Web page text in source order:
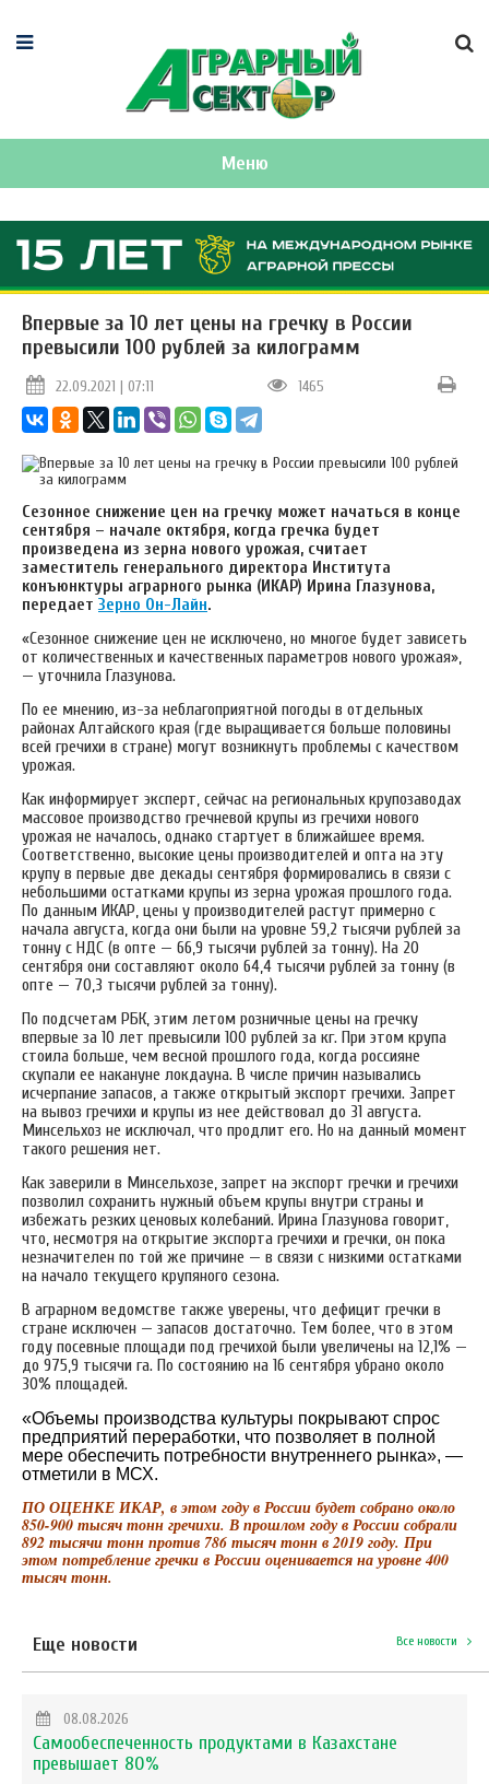
Меню
Впервые за 10 лет цены на гречку в России
превысили 100 рублей за килограмм
22.09.2021 | 07:11 1465
Сезонное снижение цен на гречку может начаться в конце
сентября – начале октября, когда гречка будет
произведена из зерна нового урожая, считает
заместитель генерального директора Института
конъюнктуры аграрного рынка (ИКАР) Ирина Глазунова,
передаетЗерно Он-Лайн.
«Сезонное снижение цен не исключено, но многое будет зависеть
от количественных и качественных параметров нового урожая»,
— уточнила Глазунова.
По ее мнению, из-за неблагоприятной погоды в отдельных
районах Алтайского края (где выращивается больше половины
всей гречихи в стране) могут возникнуть проблемы с качеством
урожая.
Как информирует эксперт, сейчас на региональных крупозаводах
массовое производство гречневой крупы из гречихи нового
урожая не началось, однако стартует в ближайшее время.
Соответственно, высокие цены производителей и опта на эту
крупу в первые две декады сентября формировались в связи с
небольшими остатками крупы из зерна урожая прошлого года.
По данным ИКАР, цены у производителей растут примерно с
начала августа, когда они были на уровне 59,2 тысячи рублей за
тонну с НДС (в опте — 66,9 тысячи рублей за тонну). На 20
сентября они составляют около 64,4 тысячи рублей за тонну (в
опте — 70,3 тысячи рублей за тонну).
По подсчетам РБК, этим летом розничные цены на гречку
впервые за 10 лет превысили 100 рублей за кг. При этом крупа
стоила больше, чем весной прошлого года, когда россияне
скупали ее накануне локдауна. В числе причин назывались
исчерпание запасов, а также открытый экспорт гречихи. Запрет
на вывоз гречихи и крупы из нее действовал до 31 августа.
Минсельхоз не исключал, что продлит его. Но на данный момент
такого решения нет.
Как заверили в Минсельхозе, запрет на экспорт гречки и гречихи
позволил сохранить нужный объем крупы внутри страны и
избежать резких ценовых колебаний. Ирина Глазунова говорит,
что, несмотря на открытие экспорта гречихи и гречки, он пока
незначителен по той же причине — в связи с низкими остатками
на начало текущего крупяного сезона.
В аграрном ведомстве также уверены, что дефицит гречки в
стране исключен — запасов достаточно. Тем более, что в этом
году посевные площади под гречихой были увеличены на 12,1% —
до 975,9 тысячи га. По состоянию на 16 сентября убрано около
30% площадей.
«Объемы производства культуры покрывают спрос
предприятий переработки, что позволяет в полной
мере обеспечить потребности внутреннего рынка», —
отметили в МСХ.
ПО ОЦЕНКЕ ИКАР, в этом году в России будет собрано около
850-900 тысяч тонн гречихи. В прошлом году в России собрали
892 тысячи тонн против 786 тысяч тонн в 2019 году. При
этом потребление гречки в России оценивается на уровне 400
тысяч тонн.
Еще новости Все новости
08.08.2026
Самообеспеченность продуктами в Казахстане
превышает 80%